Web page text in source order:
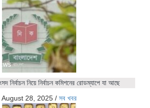
নির্বাচন নিয়ে নির্বাচন কমিশনের রোডম্যাপে যা আছে
August 28, 2025 / সব খবর